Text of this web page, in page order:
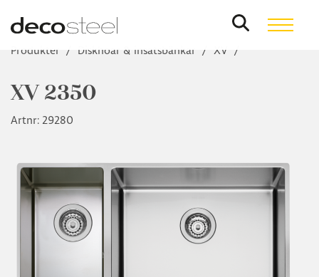
Produkter / Diskhoar & insatsbänkar / XV /
XV 2350
Artnr: 29280